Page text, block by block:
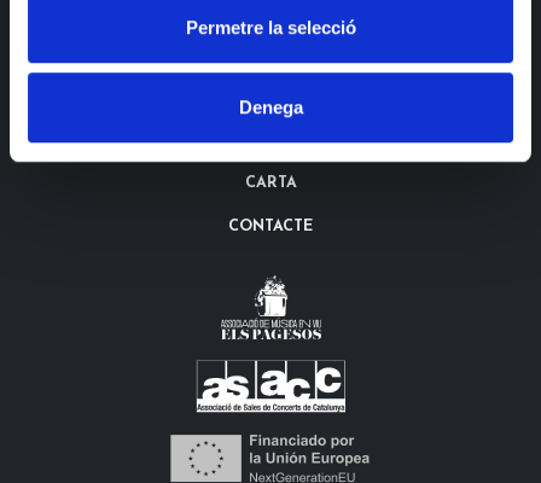
Permetre la selecció
Denega
LA SALA
CARTA
CONTACTE